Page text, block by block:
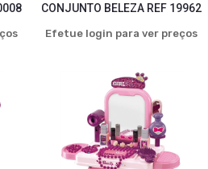
CONJUNTO BELEZA REF 19962
Efetue login para ver preços